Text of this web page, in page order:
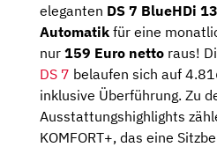
eleganten DS 7 BlueHDi
Automatik für eine
nur 159 Euro netto raus!
DS 7 belaufen sich auf
inklusive Überführung. Zu
Ausstattungshighlights
KOMFORT+, das eine